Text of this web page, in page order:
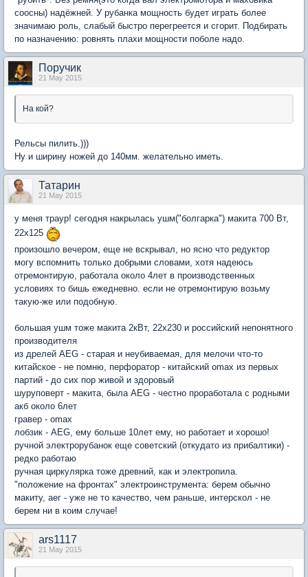
соосны) надёжней. У рубанка мощность будет играть более
значимаю роль, слабый быстро перегреется и сгорит. Подбирать
по назначению: ровнять плахи мощности поболе надо.
Поручик
21 May 2015
На кой?
Рельсы пилить.)))
Ну и ширину ножей до 140мм. желательно иметь.
Татарин
21 May 2015
у меня траур! сегодня накрылась ушм("болгарка") макита 700 Вт,
22х125
произошло вечером, еще не вскрывал, но ясно что редуктор
могу вспомнить только добрыми словами, хотя надеюсь
отремонтирую, работала около 4лет в производственных
условиях то бишь ежедневно. если не отремонтирую возьму
такую-же или подобную.
большая ушм тоже макита 2кВт, 22х230 и российский непонятного
производителя
из дрелей AEG - старая и неубиваемая, для мелочи что-то
китайское - не помню, перфоратор - китайский omax из первых
партий - до сих пор живой и здоровый
шуруповерт - макита, была AEG - честно проработала с родными
акб около 6лет
гравер - omax
лобзик - AEG, ему больше 10лет ему, но работает и хорошо!
ручной электрорубанок еще советский (откудато из прибалтики) -
редко работаю
ручная циркулярка тоже древний, как и электропила.
"положение на фронтах" электроинструмента: берем обычно
макиту, аег - уже не то качество, чем раньше, интерскол - не
берем ни в коим случае!
ars1117
21 May 2015